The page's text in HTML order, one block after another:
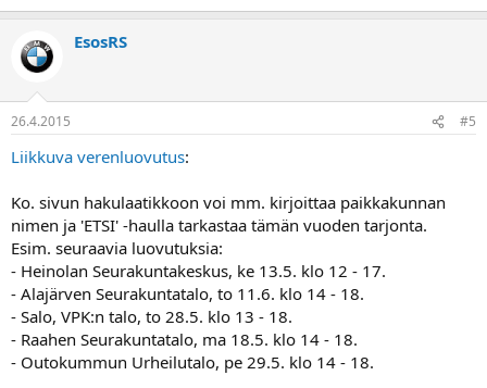
EsosRS
26.4.2015 #5
Liikkuva verenluovutus:
Ko. sivun hakulaatikkoon voi mm. kirjoittaa paikkakunnan
nimen ja 'ETSI' -haulla tarkastaa tämän vuoden tarjonta.
Esim. seuraavia luovutuksia:
- Heinolan Seurakuntakeskus, ke 13.5. klo 12 - 17.
- Alajärven Seurakuntatalo, to 11.6. klo 14 - 18.
- Salo, VPK:n talo, to 28.5. klo 13 - 18.
- Raahen Seurakuntatalo, ma 18.5. klo 14 - 18.
- Outokummun Urheilutalo, pe 29.5. klo 14 - 18.